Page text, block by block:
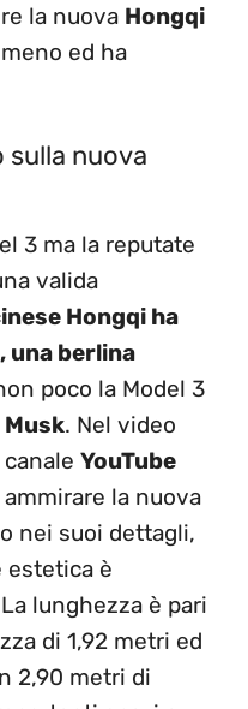
la nuova Hongqi
ed ha
nuova
3 ma la reputate
valida
Hongqi ha
una berlina
poco la Model 3
Musk. Nel video
YouTube
ammirare la nuova
nei suoi dettagli,
estetica è
lunghezza è pari
di 1,92 metri ed
2,90 metri di